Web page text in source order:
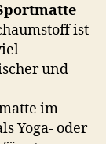
ist
und
im
Yoga- oder